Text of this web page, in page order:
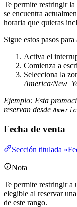
Te permite restringir la
se encuentra
horaria que quieras
Sigue estos pasos
Activa el
Comienza a
Selecciona la
America/
Ejemplo: Esta
reservan desde
Fecha de venta
Sección titulada
Nota
Te permite restringir a
elegible al reservar
de este rango.